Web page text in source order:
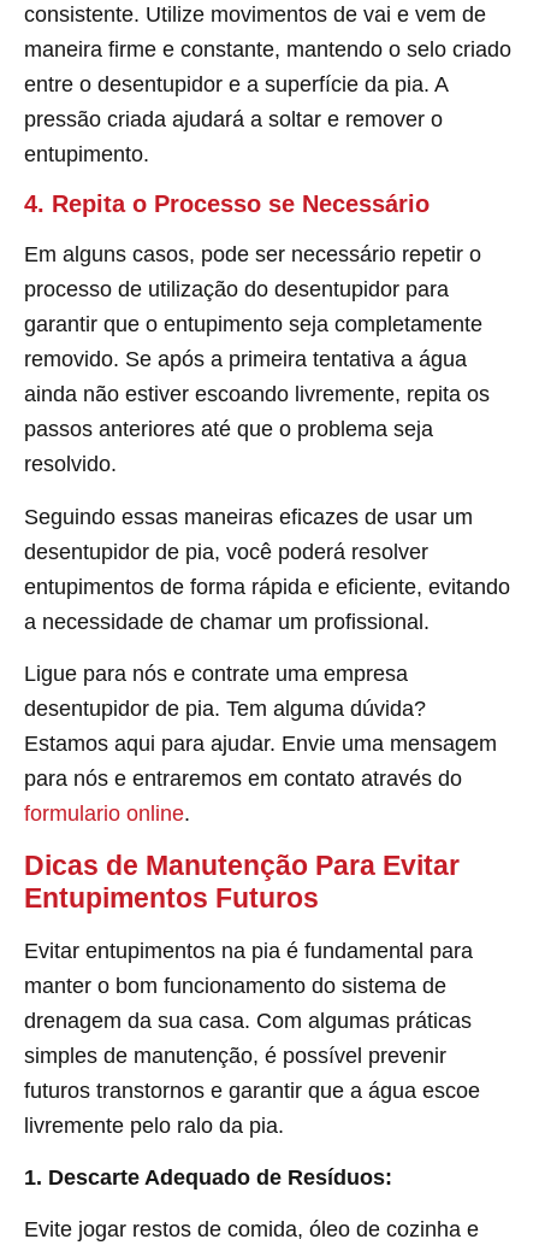
consistente. Utilize movimentos de vai e vem de
maneira firme e constante, mantendo o selo criado
entre o desentupidor e a superfície da pia. A
pressão criada ajudará a soltar e remover o
entupimento.
4. Repita o Processo se Necessário
Em alguns casos, pode ser necessário repetir o
processo de utilização do desentupidor para
garantir que o entupimento seja completamente
removido. Se após a primeira tentativa a água
ainda não estiver escoando livremente, repita os
passos anteriores até que o problema seja
resolvido.
Seguindo essas maneiras eficazes de usar um
desentupidor de pia, você poderá resolver
entupimentos de forma rápida e eficiente, evitando
a necessidade de chamar um profissional.
Ligue para nós e contrate uma empresa
desentupidor de pia. Tem alguma dúvida?
Estamos aqui para ajudar. Envie uma mensagem
para nós e entraremos em contato através do
formulario online.
Dicas de Manutenção Para Evitar
Entupimentos Futuros
Evitar entupimentos na pia é fundamental para
manter o bom funcionamento do sistema de
drenagem da sua casa. Com algumas práticas
simples de manutenção, é possível prevenir
futuros transtornos e garantir que a água escoe
livremente pelo ralo da pia.
1. Descarte Adequado de Resíduos:
Evite jogar restos de comida, óleo de cozinha e